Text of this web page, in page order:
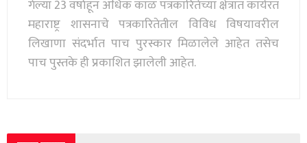
गेल्या 23 वर्षाहून अधिक काळ पत्रकारितेच्या क्षेत्रात कार्यरत
महाराष्ट्र शासनाचे पत्रकारितेतील विविध विषयावरील
लिखाणा संदर्भात पाच पुरस्कार मिळालेले आहेत तसेच
पाच पुस्तके ही प्रकाशित झालेली आहेत.